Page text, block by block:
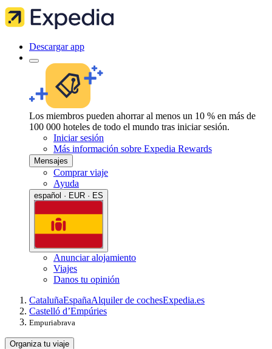
Descargar app
Los miembros pueden ahorrar al menos un 10 % en más de
100 000 hoteles de todo el mundo tras iniciar sesión.
Iniciar sesión
Más información sobre Expedia Rewards
Mensajes
Comprar viaje
Ayuda
español · EUR · ES
Anunciar alojamiento
Viajes
Danos tu opinión
CataluñaEspañaAlquiler de cochesExpedia.es
Castelló d’Empúries
Empuriabrava
Organiza tu viaje